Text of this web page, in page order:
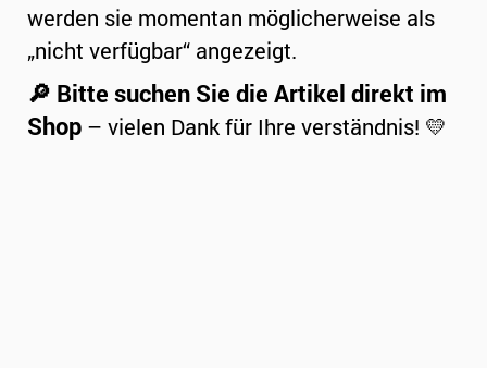
werden sie momentan möglicherweise als
„nicht verfügbar“ angezeigt.
🔎 Bitte suchen Sie die Artikel direkt im
Shop – vielen Dank für Ihre verständnis! 💛